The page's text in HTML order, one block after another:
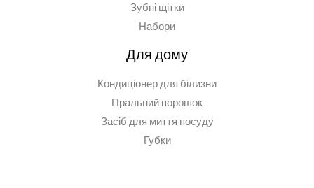
Зубні щітки
Набори
Для дому
Кондиціонер для білизни
Пральний порошок
Засіб для миття посуду
Губки